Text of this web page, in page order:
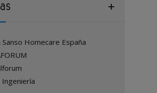
Sanso Homecare España
Ingeniería